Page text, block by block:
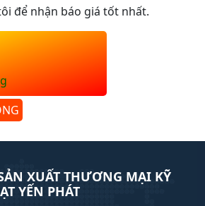
để nhận báo giá tốt nhất.
XUẤT THƯƠNG MẠI KỸ
YẾN PHÁT